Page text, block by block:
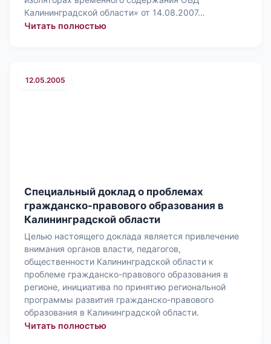
Калининградской области» от 14.08.2007…
Читать полностью: Доклад Уполномоченного по
12.05.2005
Специальный доклад о проблемах
гражданско-правового образования в
Калининградской области
Целью настоящего доклада является привлечение
внимания органов власти, педагогов,
общественности Калининградской области к
проблеме гражданско-правового образования в
регионе, инициатива по принятию региональной
программы развития гражданско-правового
образования в Калининградской области.
Читать полностью: Специальный доклад о проблемах